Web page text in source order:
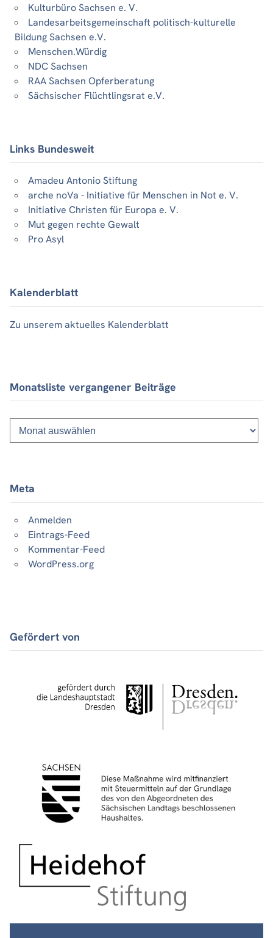
Kulturbüro Sachsen e. V.
Landesarbeitsgemeinschaft politisch-kulturelle
Bildung Sachsen e.V.
Menschen.Würdig
NDC Sachsen
RAA Sachsen Opferberatung
Sächsischer Flüchtlingsrat e.V.
Links Bundesweit
Amadeu Antonio Stiftung
arche noVa - Initiative für Menschen in Not e. V.
Initiative Christen für Europa e. V.
Mut gegen rechte Gewalt
Pro Asyl
Kalenderblatt
Zu unserem aktuelles Kalenderblatt
Monatsliste vergangener Beiträge
Monatsliste
vergangener
Beiträge
Meta
Anmelden
Eintrags-Feed
Kommentar-Feed
WordPress.org
Gefördert von